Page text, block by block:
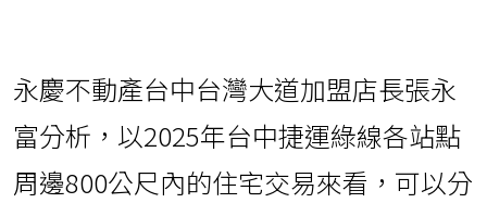
永慶不動產台中台灣大道加盟店長張永
富分析，以2025年台中捷運綠線各站點
周邊800公尺內的住宅交易來看，可以分